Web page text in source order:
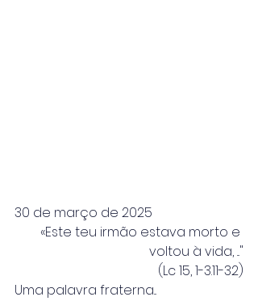
30 de março de 2025
«Este teu irmão estava morto e
voltou à vida, ..."
(Lc 15, 1-3.11-32)
Uma palavra fraterna...